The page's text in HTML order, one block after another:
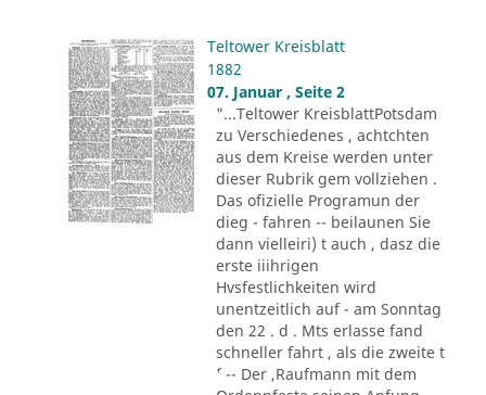
Teltower Kreisblatt
1882
07. Januar , Seite 2
"...Teltower KreisblattPotsdam
zu Verschiedenes , achtchten
aus dem Kreise werden unter
dieser Rubrik gem vollziehen .
Das ofizielle Programun der
dieg - fahren -- beilaunen Sie
dann vielleiri) t auch , dasz die
erste iiihrigen
Hvsfestlichkeiten wird
unentzeitlich auf - am Sonntag
den 22 . d . Mts erlasse fand
schneller fahrt , als die zweite t
´' -- Der ,Raufmann mit dem